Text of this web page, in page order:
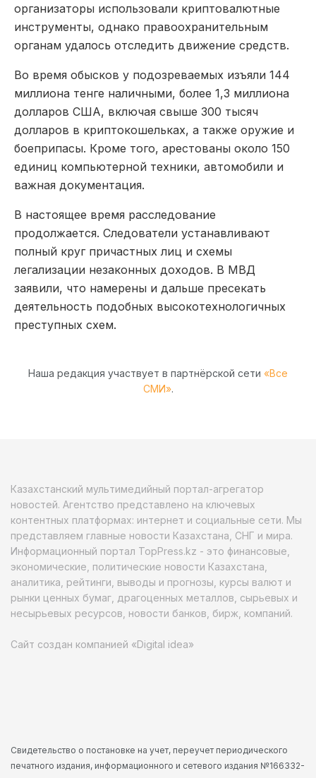
организаторы использовали криптовалютные
инструменты, однако правоохранительным
органам удалось отследить движение средств.
Во время обысков у подозреваемых изъяли 144
миллиона тенге наличными, более 1,3 миллиона
долларов США, включая свыше 300 тысяч
долларов в криптокошельках, а также оружие и
боеприпасы. Кроме того, арестованы около 150
единиц компьютерной техники, автомобили и
важная документация.
В настоящее время расследование
продолжается. Следователи устанавливают
полный круг причастных лиц и схемы
легализации незаконных доходов. В МВД
заявили, что намерены и дальше пресекать
деятельность подобных высокотехнологичных
преступных схем.
Наша редакция участвует в партнёрской сети «Все
СМИ».
Казахстанский мультимедийный портал-агрегатор
новостей. Агентство представлено на ключевых
контентных платформах: интернет и социальные сети. Мы
представляем главные новости Казахстана, СНГ и мира.
Информационный портал TopPress.kz - это финансовые,
экономические, политические новости Казахстана,
аналитика, рейтинги, выводы и прогнозы, курсы валют и
рынки ценных бумаг, драгоценных металлов, сырьевых и
несырьевых ресурсов, новости банков, бирж, компаний.
Сайт создан компанией «Digital idea»
Свидетельство о постановке на учет, переучет периодического
печатного издания, информационного и сетевого издания №166332-